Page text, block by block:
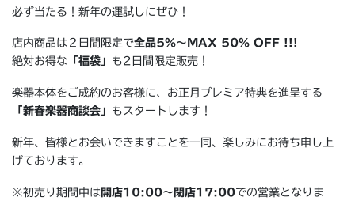
必ず当たる！新年の運試しにぜひ！
店内商品は２日間限定で全品5%〜MAX 50% OFF !!!
絶対お得な 「福袋」 も2日間限定販売！
楽器本体をご成約のお客様に、お正月プレミア特典を進呈する
「新春楽器商談会」 もスタートします！
新年、皆様とお会いできますことを一同、楽しみにお待ち申し上
げております。
※初売り期間中は 開店10:00〜閉店17:00での営業となりま